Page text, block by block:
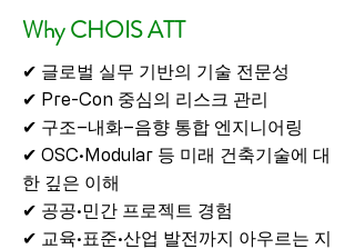
Why CHOIS ATT
✔ 글로벌 실무 기반의 기술 전문성
✔ Pre-Con 중심의 리스크 관리
✔ 구조–내화–음향 통합 엔지니어링
✔ OSC·Modular 등 미래 건축기술에 대
한 깊은 이해
✔ 공공·민간 프로젝트 경험
✔ 교육·표준·산업 발전까지 아우르는 지